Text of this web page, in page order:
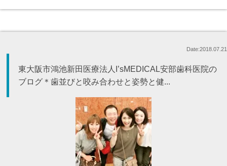
Date:2018.07.21
東大阪市鴻池新田医療法人I’sMEDICAL安部歯科医院の
ブログ＊歯並びと咬み合わせと姿勢と健...